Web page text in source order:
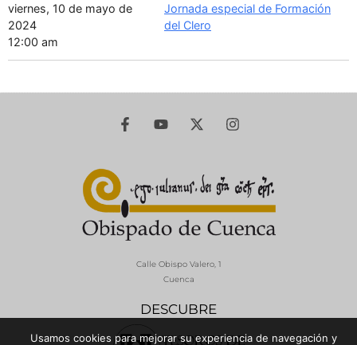
viernes, 10 de mayo de
2024
12:00 am
Jornada especial de Formación
del Clero
DESCUBRE
Calle Obispo Valero, 1
Cuenca
Usamos cookies para mejorar su experiencia de navegación y